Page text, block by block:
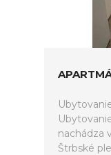
nachádza
Štrbské